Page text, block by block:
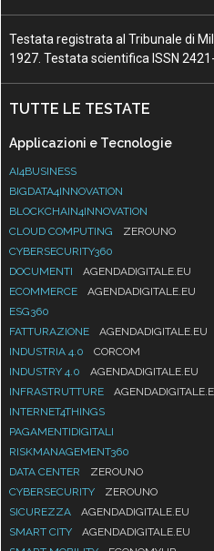
Testata registrata al Tribunale di
1927. Testata scientifica ISSN
TUTTE LE TESTATE
Applicazioni e Tecnologie
AI4BUSINESS
BIGDATA4INNOVATION
BLOCKCHAIN4INNOVATION
CLOUD COMPUTING
ZEROUNO
CYBERSECURITY360
DOCUMENTI
AGENDADIGITALE.EU
ECOMMERCE
AGENDADIGITALE.EU
ESG360
FATTURAZIONE
AGENDADIGITALE.EU
INDUSTRIA 4.0
CORCOM
INDUSTRY 4.0
AGENDADIGITALE.EU
INFRASTRUTTURE
INTERNET4THINGS
PAGAMENTIDIGITALI
RISKMANAGEMENT360
DATA CENTER
ZEROUNO
CYBERSECURITY
ZEROUNO
SICUREZZA
AGENDADIGITALE.EU
SMART CITY
AGENDADIGITALE.EU